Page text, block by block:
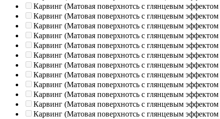
Карвинг (Матовая поверхнотсь с глянцевым эффектом
Карвинг (Матовая поверхнотсь с глянцевым эффектом
Карвинг (Матовая поверхнотсь с глянцевым эффектом
Карвинг (Матовая поверхнотсь с глянцевым эффектом
Карвинг (Матовая поверхнотсь с глянцевым эффектом
Карвинг (Матовая поверхнотсь с глянцевым эффектом
Карвинг (Матовая поверхнотсь с глянцевым эффектом
Карвинг (Матовая поверхнотсь с глянцевым эффектом
Карвинг (Матовая поверхнотсь с глянцевым эффектом
Карвинг (Матовая поверхнотсь с глянцевым эффектом
Карвинг (Матовая поверхнотсь с глянцевым эффектом
Карвинг (Матовая поверхнотсь с глянцевым эффектом